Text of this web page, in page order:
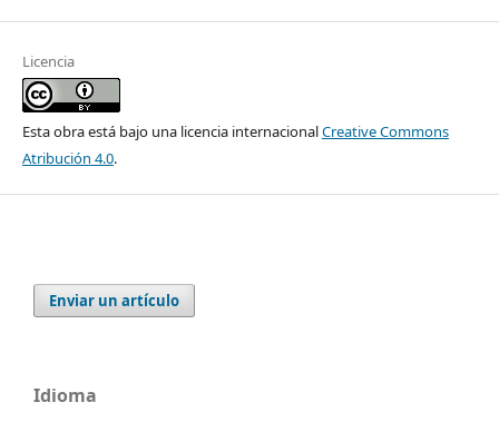
Licencia
Esta obra está bajo una licencia internacionalCreative Commons
Atribución 4.0.
Enviar un artículo
Idioma